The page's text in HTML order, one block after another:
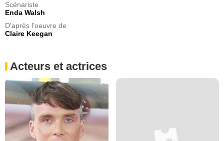
Scénariste
Enda Walsh
D'après l'oeuvre de
Claire Keegan
Acteurs et actrices